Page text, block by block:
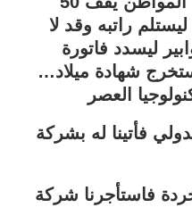
راتبه وقد لا
ليسدد فاتورة
شهادة ميلاد…
فأتينا له بشركة
فاستأجرنا شركة